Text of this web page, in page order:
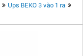
Ups BEKO 3 vào 1 ra